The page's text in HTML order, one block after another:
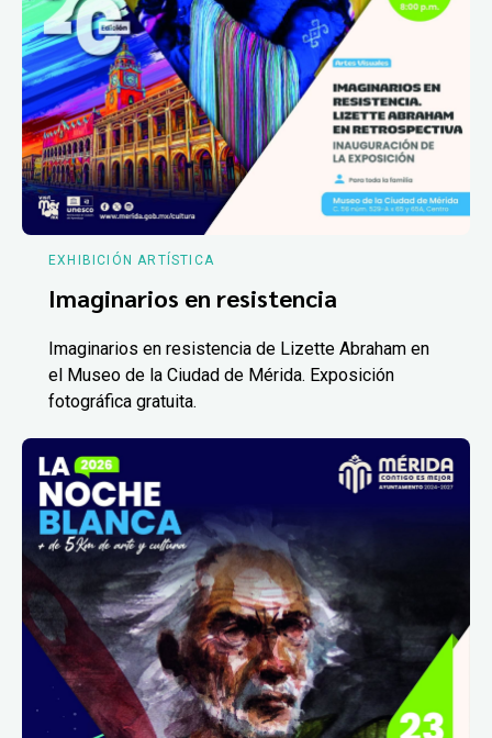
EXHIBICIÓN ARTÍSTICA
Imaginarios en resistencia
Imaginarios en resistencia de Lizette Abraham en
el Museo de la Ciudad de Mérida. Exposición
fotográfica gratuita.